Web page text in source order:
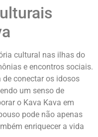
cultural nas ilhas do
e encontros sociais.
de conectar os idosos
um senso de
o Kava Kava em
pode não apenas
enriquecer a vida